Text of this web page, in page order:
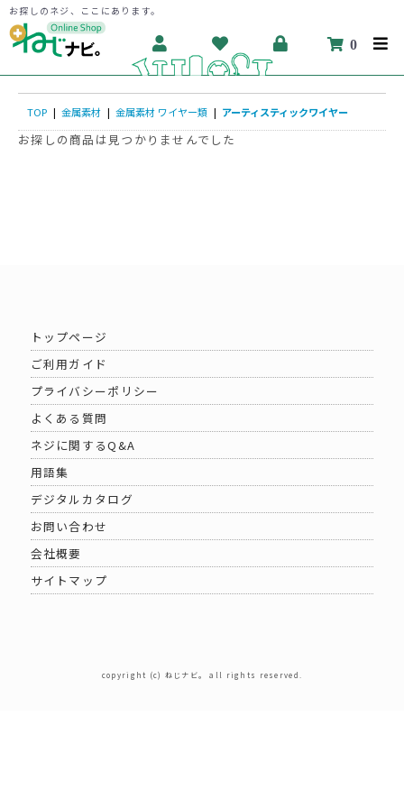
お探しのネジ、ここにあります。
0
TOP | 金属素材 | 金属素材 ワイヤー類 | アーティスティックワイヤー
お探しの商品は見つかりませんでした
トップページ
ご利用ガイド
プライバシーポリシー
よくある質問
ネジに関するQ&A
用語集
デジタルカタログ
お問い合わせ
会社概要
サイトマップ
copyright (c) ねじナビ。 all rights reserved.